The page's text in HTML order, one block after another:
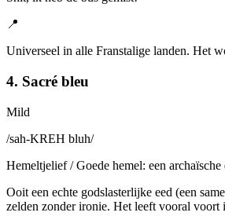
📍
Universeel in alle Franstalige landen. Het
4. Sacré bleu
Mild
/sah-KREH bluh/
Hemeltjelief / Goede hemel: een
Ooit een echte godslasterlijke eed (een
zelden zonder ironie. Het leeft vooral voort